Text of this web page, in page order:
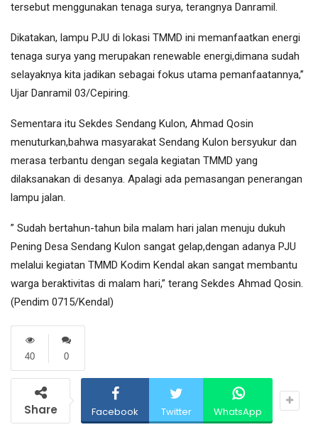
tersebut menggunakan tenaga surya, terangnya Danramil.
Dikatakan, lampu PJU di lokasi TMMD ini memanfaatkan energi
tenaga surya yang merupakan renewable energi,dimana sudah
selayaknya kita jadikan sebagai fokus utama pemanfaatannya,”
Ujar Danramil 03/Cepiring.
Sementara itu Sekdes Sendang Kulon, Ahmad Qosin
menuturkan,bahwa masyarakat Sendang Kulon bersyukur dan
merasa terbantu dengan segala kegiatan TMMD yang
dilaksanakan di desanya. Apalagi ada pemasangan penerangan
lampu jalan.
” Sudah bertahun-tahun bila malam hari jalan menuju dukuh
Pening Desa Sendang Kulon sangat gelap,dengan adanya PJU
melalui kegiatan TMMD Kodim Kendal akan sangat membantu
warga beraktivitas di malam hari,” terang Sekdes Ahmad Qosin.
(Pendim 0715/Kendal)
0
40
Share Facebook Twitter WhatsApp